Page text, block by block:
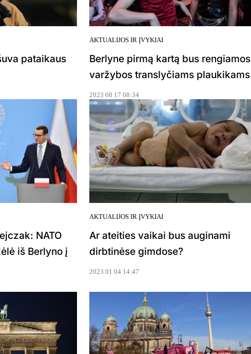
pataikaus
AKTUALIJOS IR ĮVYKIAI
Berlyne pirmą kartą bus rengiamos
varžybos translyčiams plaukikams
2023 08 17 08:34
NATO
iš Berlyno į
AKTUALIJOS IR ĮVYKIAI
Ar ateities vaikai bus auginami
dirbtinėse gimdose?
2023 01 04 14:47